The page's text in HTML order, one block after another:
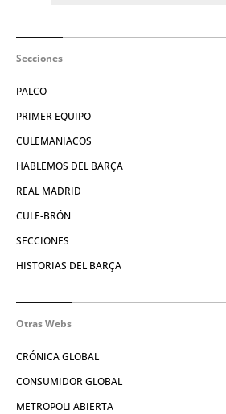
Secciones
PALCO
PRIMER EQUIPO
CULEMANIACOS
HABLEMOS DEL BARÇA
REAL MADRID
CULE-BRÓN
SECCIONES
HISTORIAS DEL BARÇA
Otras Webs
CRÓNICA GLOBAL
CONSUMIDOR GLOBAL
METROPOLI ABIERTA